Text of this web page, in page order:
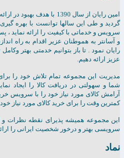
امين رايان از سال 1390 با
گردید و طی این سالها توانست با بهره
سرویس و خدماتی با کیفیت را ارائه نماید ،
و آسانتر به هموطنان عزیر اقدام به راه
رایان نمود . تا باز بتوانیم خدمتی بهتر
عزیز ارائه دهیم.
مدیریت این مجموعه تمام تلاش خود را
شما و سهولتی در دریافت کالا را ایجاد
آرامش کالای مورد نیاز خود را با سرویس
کمترین وقت را برای خرید کالای مورد نیاز خود
این مجموعه همیشه پذیرای نقطه نظرات و
سرویسی بهتر و درخور شخصیت ایرانی را
نماد